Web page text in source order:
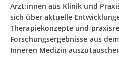
Ärzt:innen aus Klinik und
sich über aktuelle
Therapiekonzepte und
Forschungsergebnisse aus
Inneren Medizin